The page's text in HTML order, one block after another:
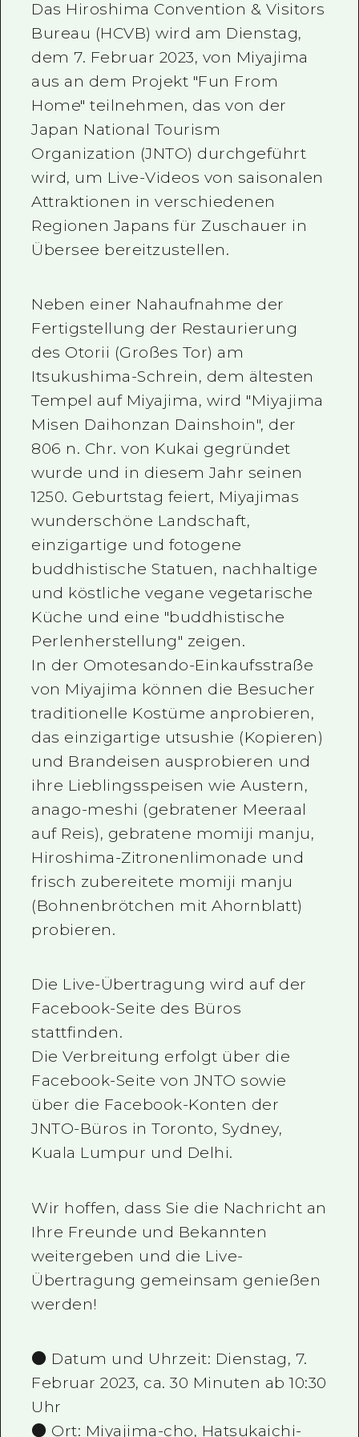
Ein freiwilliger Führer
Videos von Hiroshima
FAQs
Foto-Download
Transportinformationen bei
Das Hiroshima Convention & Visitors
Bureau (HCVB) wird am Dienstag,
dem 7. Februar 2023, von Miyajima
aus an dem Projekt "Fun From
Home" teilnehmen, das von der
Japan National Tourism
Organization (JNTO) durchgeführt
wird, um Live-Videos von saisonalen
Attraktionen in verschiedenen
Regionen Japans für Zuschauer in
Übersee bereitzustellen.
Neben einer Nahaufnahme der
Fertigstellung der Restaurierung
des Otorii (Großes Tor) am
Itsukushima-Schrein, dem ältesten
Tempel auf Miyajima, wird "Miyajima
Misen Daihonzan Dainshoin", der
806 n. Chr. von Kukai gegründet
wurde und in diesem Jahr seinen
1250. Geburtstag feiert, Miyajimas
wunderschöne Landschaft,
einzigartige und fotogene
buddhistische Statuen, nachhaltige
und köstliche vegane vegetarische
Küche und eine "buddhistische
Perlenherstellung" zeigen.
In der Omotesando-Einkaufsstraße
von Miyajima können die Besucher
traditionelle Kostüme anprobieren,
das einzigartige utsushie (Kopieren)
und Brandeisen ausprobieren und
ihre Lieblingsspeisen wie Austern,
anago-meshi (gebratener Meeraal
auf Reis), gebratene momiji manju,
Hiroshima-Zitronenlimonade und
frisch zubereitete momiji manju
(Bohnenbrötchen mit Ahornblatt)
probieren.
Die Live-Übertragung wird auf der
Facebook-Seite des Büros
stattfinden.
Die Verbreitung erfolgt über die
Facebook-Seite von JNTO sowie
über die Facebook-Konten der
JNTO-Büros in Toronto, Sydney,
Kuala Lumpur und Delhi.
Wir hoffen, dass Sie die Nachricht an
Ihre Freunde und Bekannten
weitergeben und die Live-
Übertragung gemeinsam genießen
werden!
● Datum und Uhrzeit: Dienstag, 7.
Februar 2023, ca. 30 Minuten ab 10:30
Uhr
● Ort: Miyajima-cho, Hatsukaichi-